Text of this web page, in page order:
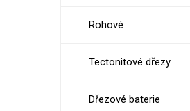
Rohové
Tectonitové dřezy
Dřezové baterie